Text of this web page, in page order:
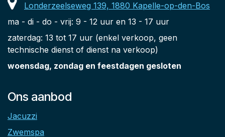
Londerzeelseweg 139, 1880 Kapelle-op-den-Bos
ma - di - do - vrij: 9 - 12 uur en 13 - 17 uur
zaterdag: 13 tot 17 uur (enkel verkoop, geen
technische dienst of dienst na verkoop)
woensdag, zondag en feestdagen gesloten
Ons aanbod
Jacuzzi
Zwemspa